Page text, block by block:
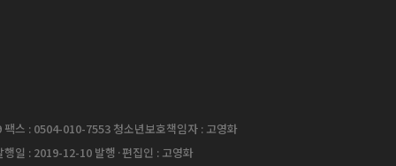
스 : 0504-010-7553 청소년보호책임자 : 고영화
일 : 2019-12-10 발행·편집인 : 고영화